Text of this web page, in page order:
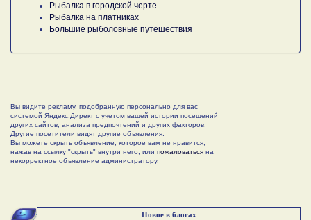
Рыбалка в городской черте
Рыбалка на платниках
Большие рыболовные путешествия
Вы видите рекламу, подобранную персонально для вас
системой Яндекс.Директ с учетом вашей истории посещений
других сайтов, анализа предпочтений и других факторов.
Другие посетители видят другие объявления.
Вы можете скрыть объявление, которое вам не нравится,
нажав на ссылку "скрыть" внутри него, или пожаловаться на
некорректное объявление администратору.
Новое в блогах